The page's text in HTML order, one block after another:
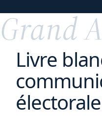
Grand
Livre
électorale